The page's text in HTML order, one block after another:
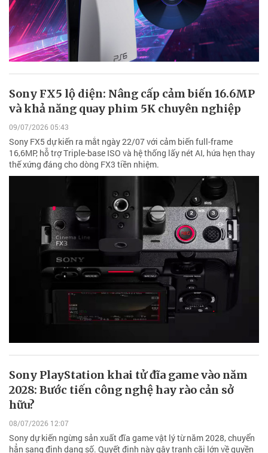
Sony FX5 lộ diện: Nâng cấp cảm biến 16.6MP
và khả năng quay phim 5K chuyên nghiệp
09/07/2026 05:43
Sony FX5 dự kiến ra mắt ngày 22/07 với cảm biến full-frame
16,6MP, hỗ trợ Triple-base ISO và hệ thống lấy nét AI, hứa hẹn thay
thế xứng đáng cho dòng FX3 tiền nhiệm.
Sony PlayStation khai tử đĩa game vào năm
2028: Bước tiến công nghệ hay rào cản sở
hữu?
08/07/2026 12:07
Sony dự kiến ngừng sản xuất đĩa game vật lý từ năm 2028, chuyển
hẳn sang định dạng số. Quyết định này gây tranh cãi lớn về quyền